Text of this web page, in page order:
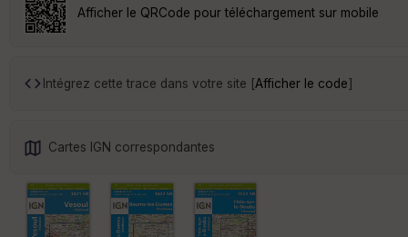
Afficher le QRCode pour téléchargement sur mobile
Intégrez cette trace dans votre site [Afficher le code]
Cartes IGN correspondantes